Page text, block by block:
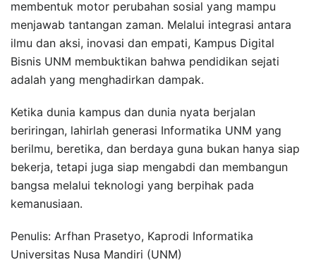
membentuk motor perubahan sosial yang mampu
menjawab tantangan zaman. Melalui integrasi antara
ilmu dan aksi, inovasi dan empati, Kampus Digital
Bisnis UNM membuktikan bahwa pendidikan sejati
adalah yang menghadirkan dampak.
Ketika dunia kampus dan dunia nyata berjalan
beriringan, lahirlah generasi Informatika UNM yang
berilmu, beretika, dan berdaya guna bukan hanya siap
bekerja, tetapi juga siap mengabdi dan membangun
bangsa melalui teknologi yang berpihak pada
kemanusiaan.
Penulis: Arfhan Prasetyo, Kaprodi Informatika
Universitas Nusa Mandiri (UNM)